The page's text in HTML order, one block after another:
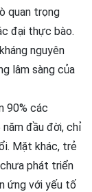
quan trọng
đại thực bào.
nguyên
lâm sàng của
90% các
đầu đời, chỉ
Mặt khác, trẻ
phát triển
ứng với yếu tố